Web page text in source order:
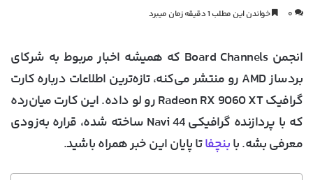
کردن
۰
خواندن این مطلب 1 دقیقه زمان میبرد
انجمن Board Channels که همیشه اخبار مربوط به شرکای
بردساز AMD رو منتشر می‌کنه، تازه‌ترین اطلاعات درباره کارت
گرافیکRadeon RX 9060 XTرو لو داده. این کارت میان‌رده
که با پردازنده گرافیکیNavi 44 ساخته شده، قراره به‌زودی
معرفی بشه. بابنچفاتا پایان این خبر همراه باشید.